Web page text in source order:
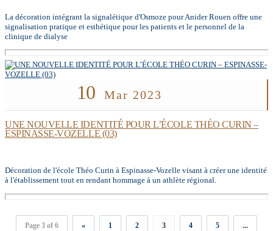
La décoration intégrant la signalétique d'Osmoze pour Anider Rouen offre une
signalisation pratique et esthétique pour les patients et le personnel de la
clinique de dialyse
10 Mar 2023
UNE NOUVELLE IDENTITÉ POUR L’ÉCOLE THÉO CURIN –
ESPINASSE-VOZELLE (03)
Décoration de l'école Théo Curin à Espinasse-Vozelle visant à créer une identité
à l'établissement tout en rendant hommage à un athlète régional.
Page 3 of 6 « 1 2 3 4 5 ...